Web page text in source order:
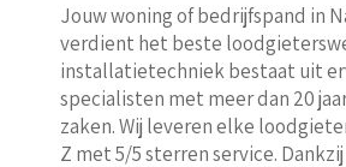
Jouw woning of bedrijfspand in
verdient het beste
installatietechniek bestaat uit
specialisten met meer dan 20
zaken. Wij leveren elke
Z met 5/5 sterren service. Dankzij